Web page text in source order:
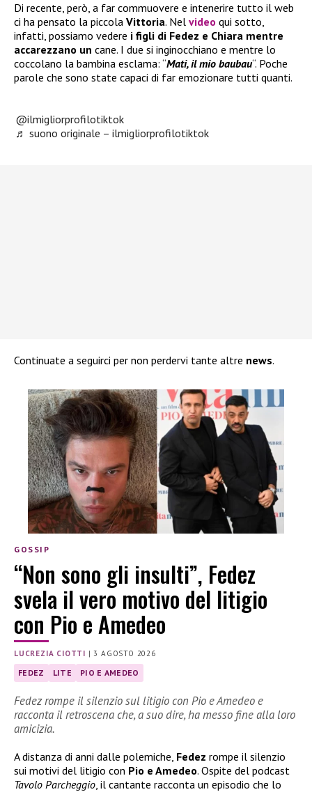
Di recente, però, a far commuovere e intenerire tutto il web
ci ha pensato la piccola Vittoria. Nel video qui sotto,
infatti, possiamo vedere i figli di Fedez e Chiara mentre
accarezzano un cane. I due si inginocchiano e mentre lo
coccolano la bambina esclama: “Mati, il mio baubau“. Poche
parole che sono state capaci di far emozionare tutti quanti.
@ilmigliorprofilotiktok
♬ suono originale – ilmigliorprofilotiktok
Continuate a seguirci per non perdervi tante altre news.
GOSSIP
“Non sono gli insulti”, Fedez
svela il vero motivo del litigio
con Pio e Amedeo
LUCREZIA CIOTTI |3 AGOSTO 2026
FEDEZ LITE PIO E AMEDEO
Fedez rompe il silenzio sul litigio con Pio e Amedeo e
racconta il retroscena che, a suo dire, ha messo fine alla loro
amicizia.
A distanza di anni dalle polemiche, Fedez rompe il silenzio
sui motivi del litigio con Pio e Amedeo. Ospite del podcast
Tavolo Parcheggio , il cantante racconta un episodio che lo